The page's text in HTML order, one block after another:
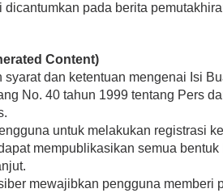
pada berita
Content)
dan ketentuan mengenai Isi
No. 40 tahun 1999 tentang Pers
untuk melakukan registrasi
mempublikasikan semua
mewajibkan pengguna memberi